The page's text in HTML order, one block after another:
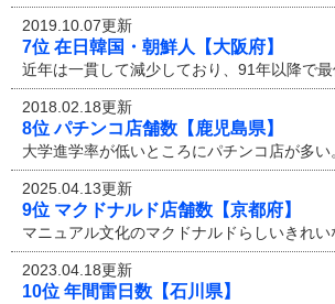
2019.10.07更新
7位 在日韓国・朝鮮人【大阪府】
近年は一貫して減少しており、91年以降で最
2018.02.18更新
8位 パチンコ店舗数【鹿児島県】
大学進学率が低いところにパチンコ店が多い
2025.04.13更新
9位 マクドナルド店舗数【京都府】
マニュアル文化のマクドナルドらしいきれい
2023.04.18更新
10位 年間雷日数【石川県】